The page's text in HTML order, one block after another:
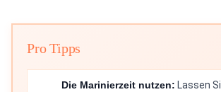
Pro Tipps
Die Marinierzeit nutzen: Lassen